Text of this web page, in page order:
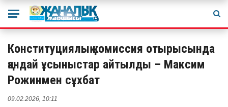
Конституциялық комиссия отырысында
қандай ұсыныстар айтылды – Максим
Рожинмен сұхбат
09.02.2026, 10:11